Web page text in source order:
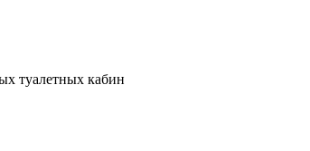
туалетных кабин